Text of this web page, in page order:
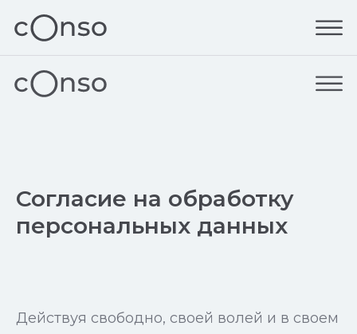
Согласие на обработку
персональных данных
Действуя свободно, своей волей и в своем